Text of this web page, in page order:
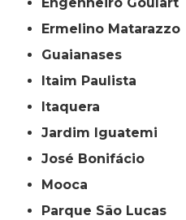
Ermelino Matarazzo
Guaianases
Itaim Paulista
Itaquera
Jardim Iguatemi
José Bonifácio
Mooca
Parque São Lucas